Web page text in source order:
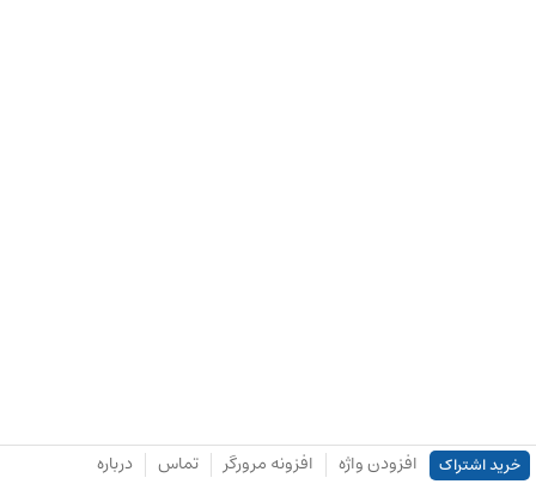
خرید اشتراک افزودن واژه افزونه مرورگر تماس درباره